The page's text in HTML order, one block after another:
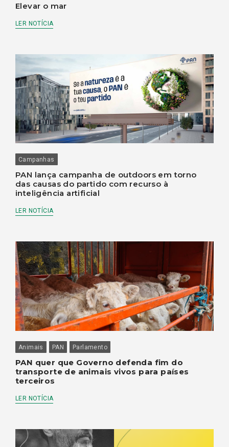
Elevar o mar
LER NOTÍCIA
Campanhas
PAN lança campanha de outdoors em torno
das causas do partido com recurso à
inteligência artificial
LER NOTÍCIA
Animais PAN Parlamento
PAN quer que Governo defenda fim do
transporte de animais vivos para países
terceiros
LER NOTÍCIA